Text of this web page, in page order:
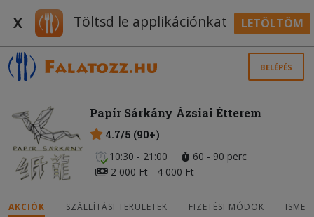
X Töltsd le applikációnkat LETÖLTÖM
BELÉPÉS
Papír Sárkány Ázsiai Étterem
4.7/5 (90+)
10:30 - 21:00
60 - 90 perc
2 000 Ft - 4 000 Ft
AKCIÓK SZÁLLÍTÁSI TERÜLETEK FIZETÉSI MÓDOK